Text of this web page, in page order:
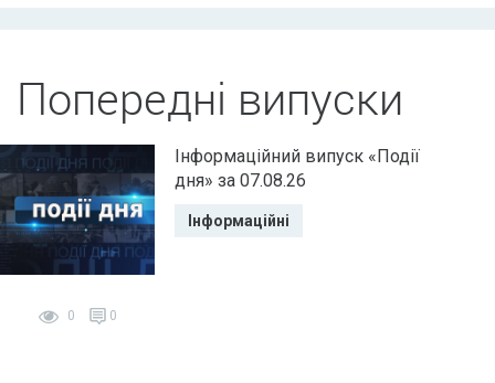
Попередні випуски
0 0
Інформаційний випуск «Події
дня» за 07.08.26
Інформаційні